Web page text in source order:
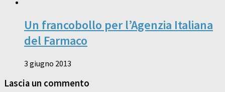
Un francobollo per l’Agenzia Italiana
del Farmaco
3 giugno 2013
Lascia un commento